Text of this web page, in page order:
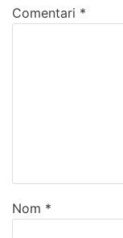
Comentari *
Nom *